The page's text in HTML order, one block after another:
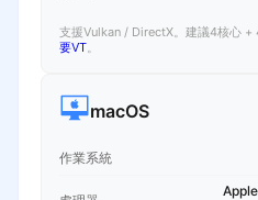
支援Vulkan / DirectX。建議4核心 +
要VT。
macOS
作業系統